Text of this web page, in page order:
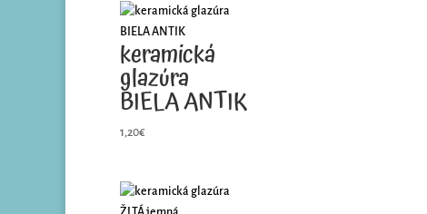
keramická
glazúra
BIELA ANTIK
1,20€